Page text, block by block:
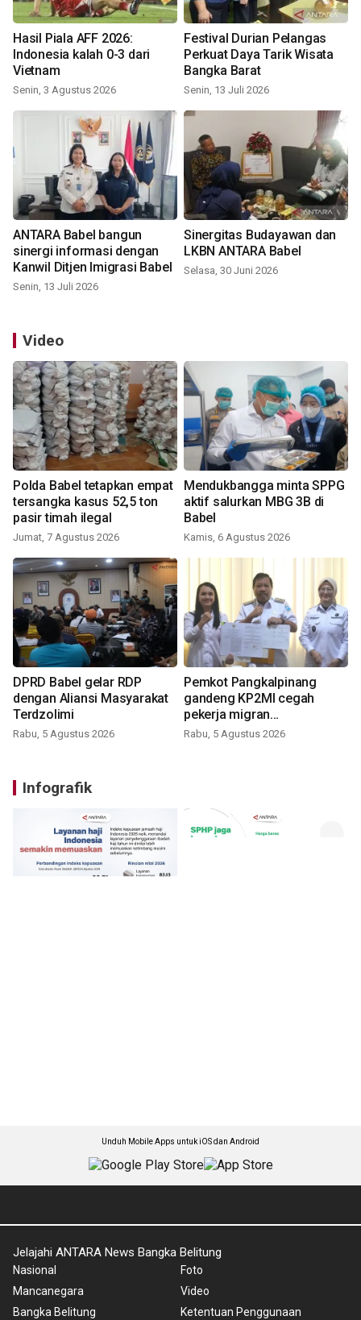
Hasil Piala AFF 2026:
Indonesia kalah 0-3 dari
Vietnam
Senin, 3 Agustus 2026
Festival Durian Pelangas
Perkuat Daya Tarik Wisata
Bangka Barat
Senin, 13 Juli 2026
ANTARA Babel bangun
sinergi informasi dengan
Kanwil Ditjen Imigrasi Babel
Senin, 13 Juli 2026
Sinergitas Budayawan dan
LKBN ANTARA Babel
Selasa, 30 Juni 2026
Video
Polda Babel tetapkan empat
tersangka kasus 52,5 ton
pasir timah ilegal
Jumat, 7 Agustus 2026
Mendukbangga minta SPPG
aktif salurkan MBG 3B di
Babel
Kamis, 6 Agustus 2026
DPRD Babel gelar RDP
dengan Aliansi Masyarakat
Terdzolimi
Rabu, 5 Agustus 2026
Pemkot Pangkalpinang
gandeng KP2MI cegah
pekerja migran
nonprosedural
Rabu, 5 Agustus 2026
Infografik
Unduh Mobile Apps untuk iOS dan Android
Jelajahi ANTARA News Bangka Belitung
Nasional
Mancanegara
Bangka Belitung
Foto
Video
Ketentuan Penggunaan